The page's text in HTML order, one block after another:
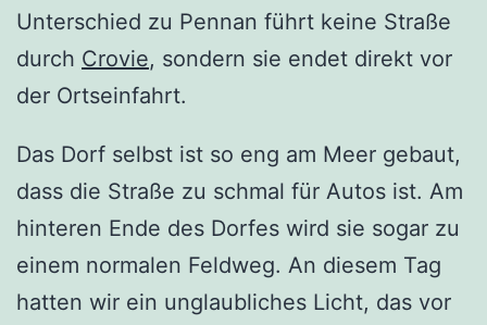
Unterschied zu Pennan führt keine Straße
durch Crovie, sondern sie endet direkt vor
der Ortseinfahrt.
Das Dorf selbst ist so eng am Meer gebaut,
dass die Straße zu schmal für Autos ist. Am
hinteren Ende des Dorfes wird sie sogar zu
einem normalen Feldweg. An diesem Tag
hatten wir ein unglaubliches Licht, das vor